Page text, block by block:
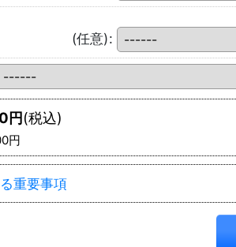
する (任意):
円(税込)
円
重要事項